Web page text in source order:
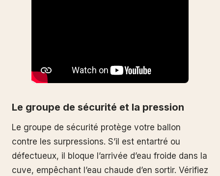
Le groupe de sécurité et la pression
Le groupe de sécurité protège votre ballon
contre les surpressions. S’il est entartré ou
défectueux, il bloque l’arrivée d’eau froide dans la
cuve, empêchant l’eau chaude d’en sortir. Vérifiez